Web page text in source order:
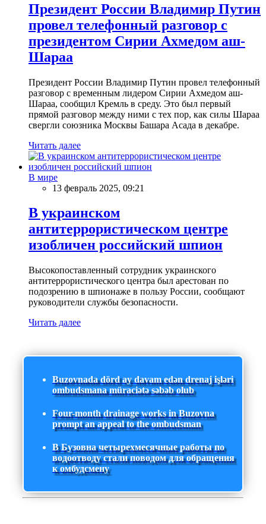
Президент России Владимир Путин
провел телефонный разговор с
президентом Сирии Ахмедом аш-
Шараа
Президент России Владимир Путин провел телефонный
разговор с временным лидером Сирии Ахмедом аш-
Шараа, сообщил Кремль в среду. Это был первый
прямой разговор между ними с тех пор, как силы Шараа
свергли союзника Москвы Башара Асада в декабре.
Читать далее
В мире
13 февраль 2025, 09:21
В украинском
антитеррористическом центре
изобличен российский шпион
Высокопоставленный сотрудник украинского
антитеррористического центра был арестован по
подозрению в шпионаже в пользу России, сообщают
руководители службы безопасности.
Читать далее
Buzovnada dörd ay davam edən drenaj işləri
ombudsmana müraciətə səbəb olub
Four-month drainage works in Buzovna
prompt an appeal to the ombudsman
В Бузовна четырехмесячные работы по
водоотводу стали поводом для обращения
к омбудсмену